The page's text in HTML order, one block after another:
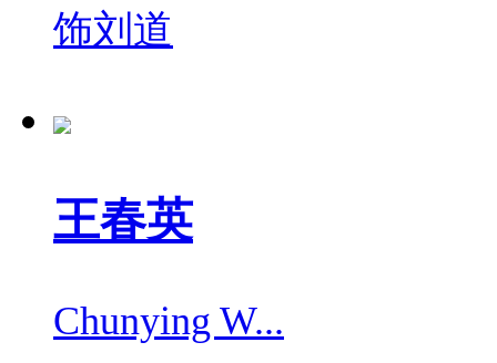
饰刘道
王春英
Chunying W...